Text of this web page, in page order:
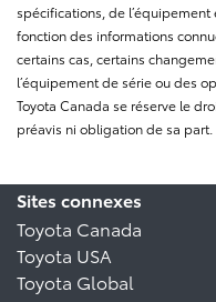
spécifications, de
fonction des informations
certains cas, certains
l’équipement de série ou des
Toyota Canada se réserve le
préavis ni obligation de sa part.
Sites connexes
Toyota Canada
Toyota USA
Toyota Global